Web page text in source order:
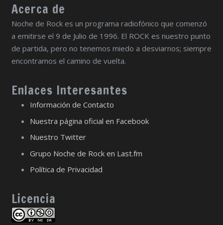
Acerca de
Noche de Rock es un programa radiofónico que comenzó
a emitirse el 9 de Julio de 1996. El ROCK es nuestro punto
de partida, pero no tenemos miedo a desviarnos; siempre
encontramos el camino de vuelta.
Enlaces Interesantes
Información de Contacto
Nuestra página oficial en Facebook
Nuestro Twitter
Grupo Noche de Rock en Last.fm
Política de Privacidad
Licencia